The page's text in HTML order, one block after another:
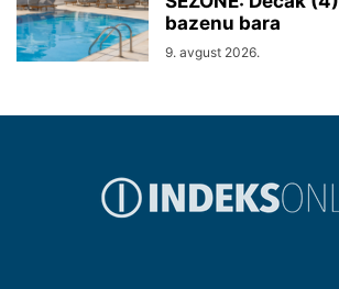
bazenu bara
9. avgust 2026.